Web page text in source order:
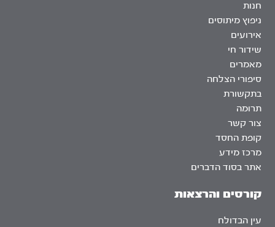
חנות
ניפוץ מיתוסים
אירועים
שידור חי
מאמרים
סיפורי הצלחה
בתקשורת
תרומה
צור קשר
קופת החסד
מרכז מידע
אתר בסוד הדברים
קורסים והרצאות
עין הבדולח